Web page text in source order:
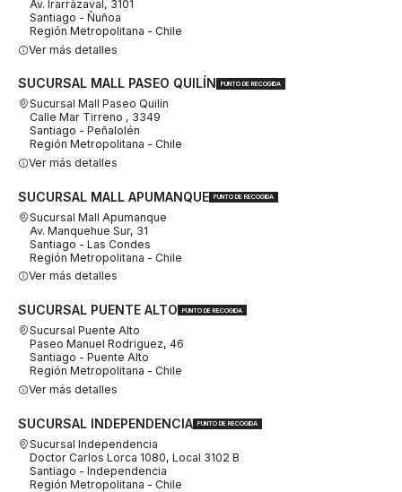
Av. Irarrázaval, 3101
Santiago - Ñuñoa
Región Metropolitana - Chile
Ver más detalles
SUCURSAL MALL PASEO QUILÍN PUNTO DE RECOGIDA
Sucursal Mall Paseo Quilín
Calle Mar Tirreno , 3349
Santiago - Peñalolén
Región Metropolitana - Chile
Ver más detalles
SUCURSAL MALL APUMANQUE PUNTO DE RECOGIDA
Sucursal Mall Apumanque
Av. Manquehue Sur, 31
Santiago - Las Condes
Región Metropolitana - Chile
Ver más detalles
SUCURSAL PUENTE ALTO PUNTO DE RECOGIDA
Sucursal Puente Alto
Paseo Manuel Rodriguez, 46
Santiago - Puente Alto
Región Metropolitana - Chile
Ver más detalles
SUCURSAL INDEPENDENCIA PUNTO DE RECOGIDA
Sucursal Independencia
Doctor Carlos Lorca 1080, Local 3102 B
Santiago - Independencia
Región Metropolitana - Chile